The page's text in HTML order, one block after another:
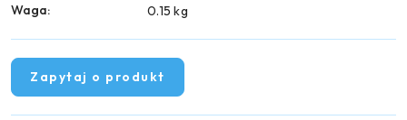
Waga: 0.15 kg
Zapytaj o produkt